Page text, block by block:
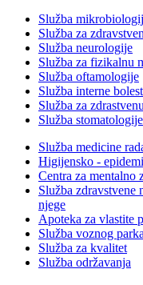
Služba
Služba za
Služba neurologije
Služba za fizikalnu
Služba oftamologije
Služba interne
Služba za
Služba stomatologije
Služba medicine
Higijensko -
Centra za mentalno
Služba
njege
Apoteka za vlastite
Služba voznog
Služba za kvalitet
Služba održavanja